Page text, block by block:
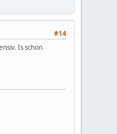
#14
Is schon